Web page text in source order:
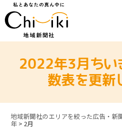
content2022年3月ちい
数表を更新
地域新聞社のエリアを絞った広告・新
年 >2月